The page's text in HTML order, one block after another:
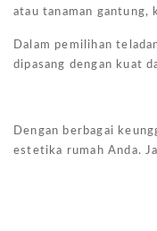
atau tanaman gantung,
Dalam pemilihan
dipasang dengan kuat
Dengan berbagai
estetika rumah Anda.